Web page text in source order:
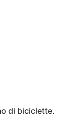
di biciclette.